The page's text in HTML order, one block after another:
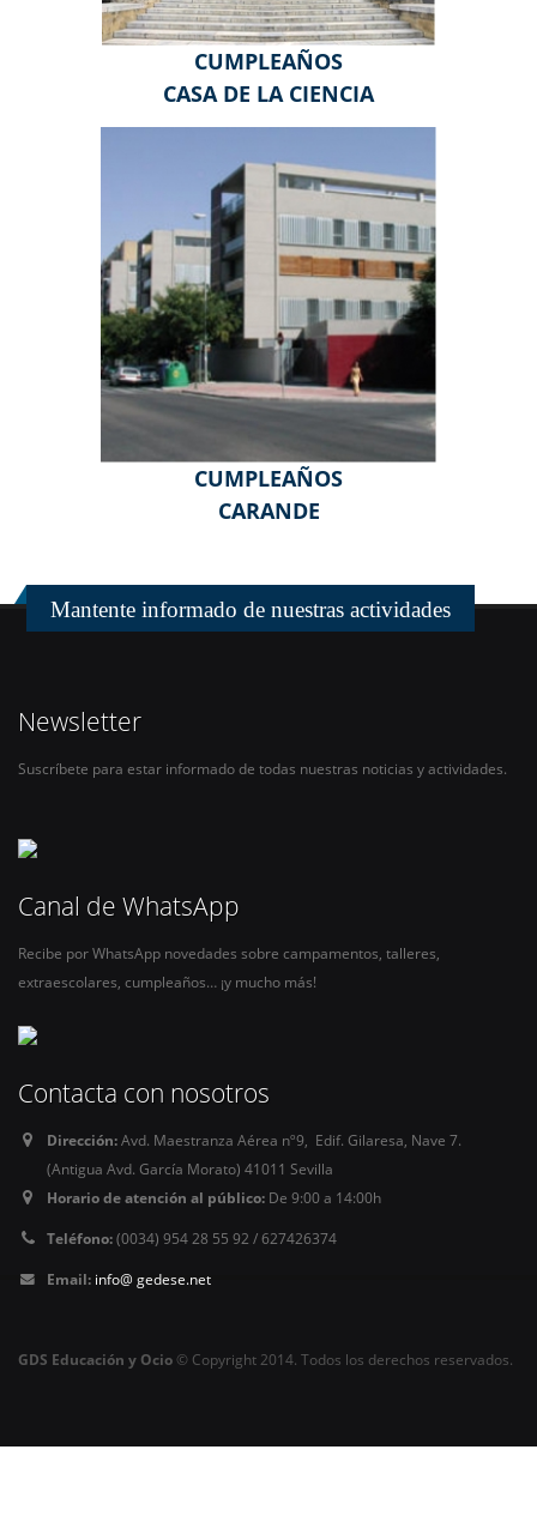
CUMPLEAÑOS
CASA DE LA CIENCIA
CUMPLEAÑOS
CARANDE
Mantente informado de nuestras actividades
Newsletter
Suscríbete para estar informado de todas nuestras noticias y actividades.
Canal de WhatsApp
Recibe por WhatsApp novedades sobre campamentos, talleres,
extraescolares, cumpleaños… ¡y mucho más!
Contacta con nosotros
Dirección:Avd. Maestranza Aérea nº9, Edif. Gilaresa, Nave 7.
(Antigua Avd. García Morato) 41011 Sevilla
Horario de atención al público: De 9:00 a 14:00h
Teléfono:(0034) 954 28 55 92 / 627426374
Email: info@ gedese.net
GDS Educación y Ocio© Copyright 2014. Todos los derechos reservados.